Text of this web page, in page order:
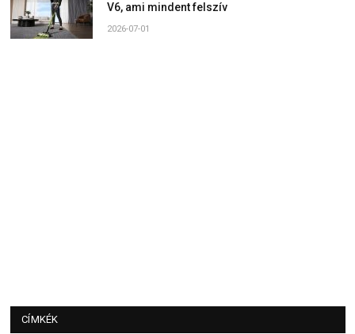
V6, ami mindent felszív
2026-07-01
CÍMKÉK